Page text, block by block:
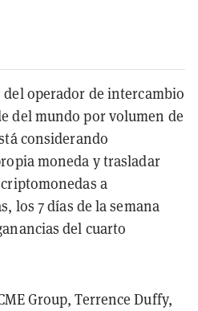
operador de intercambio
del mundo por volumen de
considerando
moneda y trasladar
a
los 7 días de la semana
del cuarto
Group, Terrence Duffy,